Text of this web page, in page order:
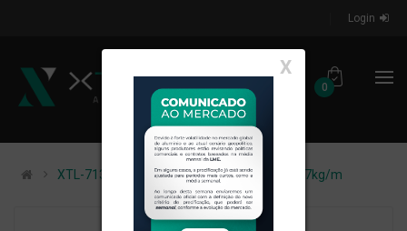
Login
0
X
XTL-713 - (ALPP002V) - PESO LINEAR: 1,737kg/m